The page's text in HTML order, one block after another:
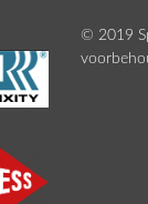
© 2019